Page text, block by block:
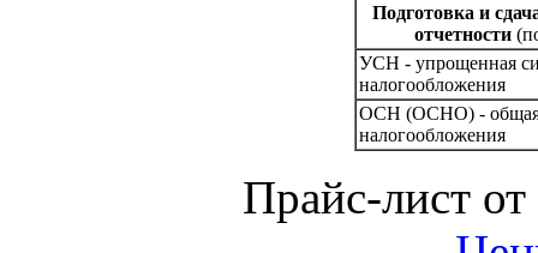
Подготовка и
отчетности
УСН - упрощенная
налогообложения
ОСН (ОСНО) - общая
налогообложения
Прайс-лист